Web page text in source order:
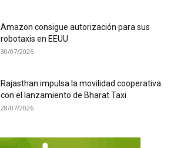
Amazon consigue autorización para sus
robotaxis en EEUU
30/07/2026
Rajasthan impulsa la movilidad cooperativa
con el lanzamiento de Bharat Taxi
28/07/2026